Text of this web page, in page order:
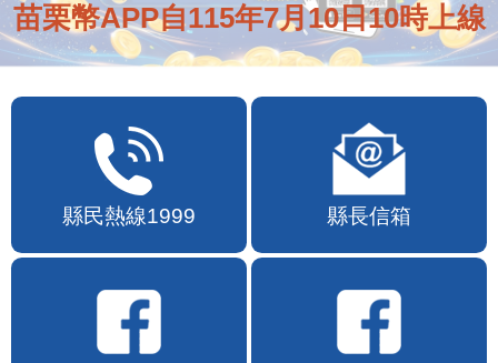
苗栗幣APP自115年7月10日10時上線
縣民熱線1999 縣長信箱